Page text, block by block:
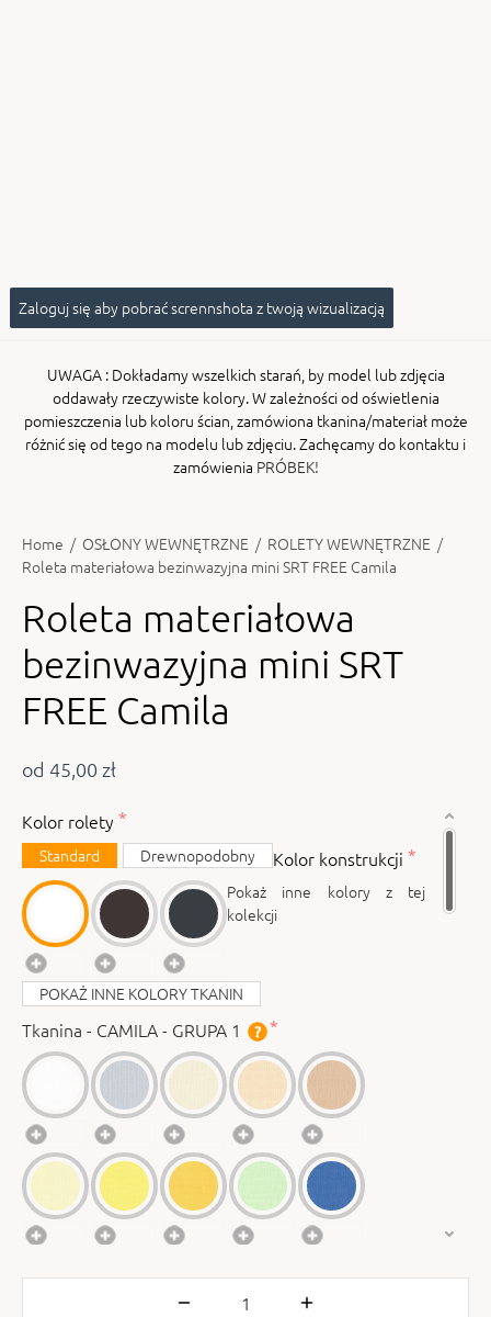
Zaloguj się aby pobrać scrennshota z twoją wizualizacją
UWAGA : Dokładamy wszelkich starań, by model lub zdjęcia
oddawały rzeczywiste kolory. W zależności od oświetlenia
pomieszczenia lub koloru ścian, zamówiona tkanina/materiał może
różnić się od tego na modelu lub zdjęciu. Zachęcamy do kontaktu i
zamówienia PRÓBEK!
Home / OSŁONY WEWNĘTRZNE / ROLETY WEWNĘTRZNE /
Roleta materiałowa bezinwazyjna mini SRT FREE Camila
Roleta materiałowa
bezinwazyjna mini SRT
FREE Camila
od 45,00 zł
Kolor rolety
Standard Drewnopodobny Kolor konstrukcji
Pokaż inne kolory z tej
kolekcji
POKAŻ INNE KOLORY TKANIN
Tkanina - CAMILA - GRUPA 1